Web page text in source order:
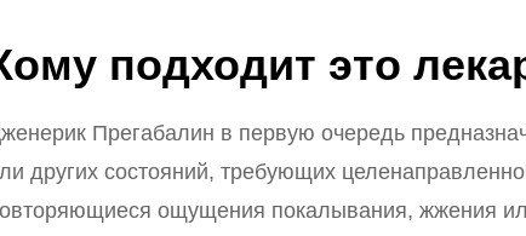
подходит это
Прегабалин в первую очередь
других состояний, требующих
ощущения покалывания, жжения